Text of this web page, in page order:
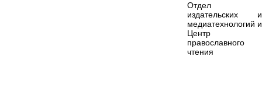
Отдел
издательских и
медиатехнологий и
Центр
православного
чтения